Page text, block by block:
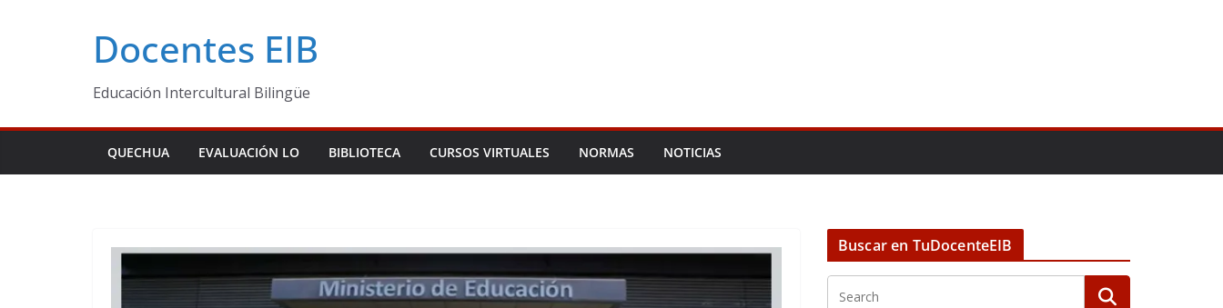
Docentes EIB
Educación Intercultural Bilingüe
QUECHUA EVALUACIÓN LO BIBLIOTECA CURSOS VIRTUALES NORMAS NOTICIAS
Buscar en TuDocenteEIB